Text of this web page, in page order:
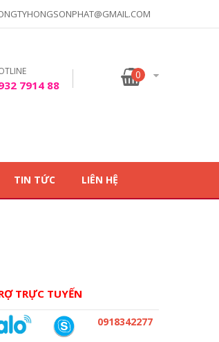
7914 88
0
TIN TỨC LIÊN HỆ
TRỰC TUYẾN
0918342277